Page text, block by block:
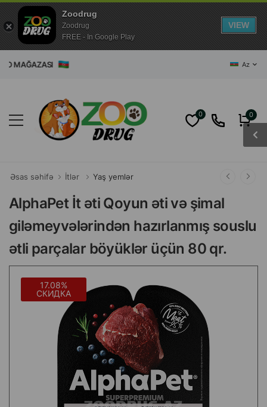
MAĞAZASI Az
0 0
Əsas səhifə İtlər Yaş yemlər
AlphaPet İt əti Qoyun əti və şimal
giləmeyvələrindən hazırlanmış souslu
ətli parçalar böyüklər üçün 80 qr.
17.08%
СКИДКА
Zoodrug
Zoodrug
FREE - In Google Play
VIEW